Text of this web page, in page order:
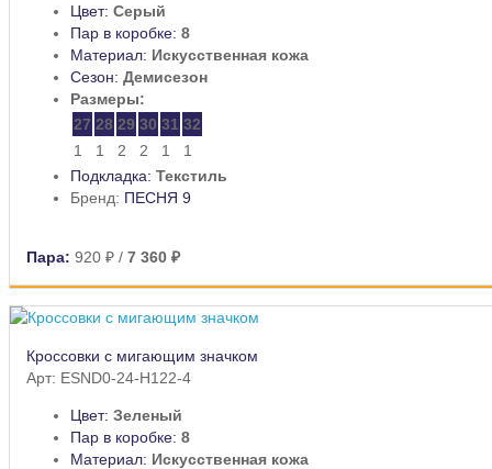
Цвет: Серый
Пар в коробке: 8
Материал: Искусственная кожа
Сезон: Демисезон
Размеры:
27 28 29 30 31 32
1
1 2 2 1
1
Подкладка: Текстиль
Бренд: ПЕСНЯ 9
Пара: 920 ₽ / 7 360 ₽
Кроссовки с мигающим значком
Арт: ESND0-24-H122-4
Цвет: Зеленый
Пар в коробке: 8
Материал: Искусственная кожа